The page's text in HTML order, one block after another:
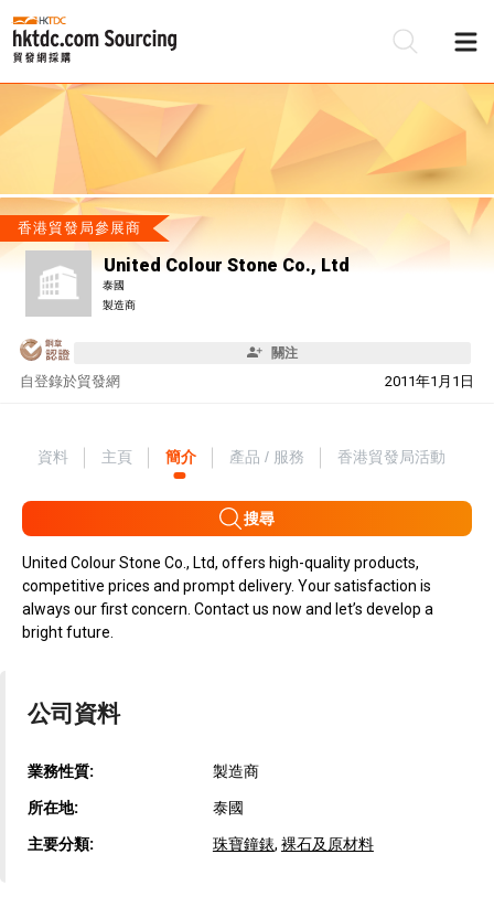
香港貿發局參展商
United Colour Stone Co., Ltd
泰國
製造商
關注
自 2011年1月1日
登錄於貿發網
資料 主頁 簡介 產品 / 服務 香港貿發局活動
搜尋
United Colour Stone Co., Ltd, offers high-quality products,
competitive prices and prompt delivery. Your satisfaction is
always our first concern. Contact us now and let’s develop a
bright future.
公司資料
業務性質: 製造商
所在地: 泰國
主要分類: 珠寶鐘錶, 裸石及原材料